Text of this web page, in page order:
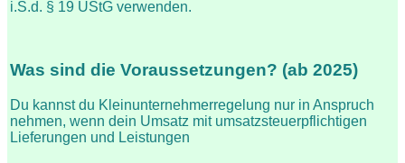
i.S.d. § 19 UStG verwenden.
Was sind die Voraussetzungen? (ab 2025)
Du kannst du Kleinunternehmerregelung nur in Anspruch
nehmen, wenn dein Umsatz mit umsatzsteuerpflichtigen
Lieferungen und Leistungen